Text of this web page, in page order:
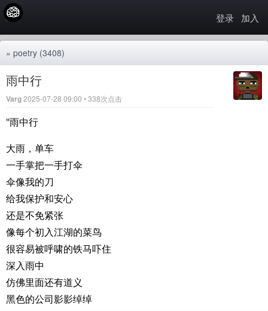
登录 加入
» poetry (3408)
雨中行
Varg2025-07-28 09:00 • 338次点击
"雨中行
大雨，单车
一手掌把一手打伞
伞像我的刀
给我保护和安心
还是不免紧张
像每个初入江湖的菜鸟
很容易被呼啸的铁马吓住
深入雨中
仿佛里面还有道义
黑色的公司影影绰绰